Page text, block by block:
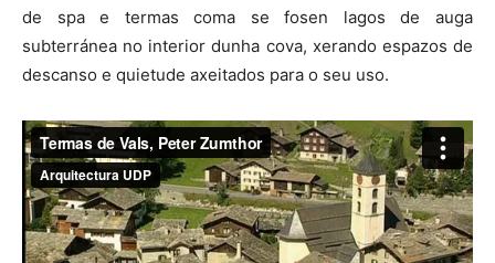
de spa e termas coma se fosen lagos de auga
subterránea no interior dunha cova, xerando espazos de
descanso e quietude axeitados para o seu uso.